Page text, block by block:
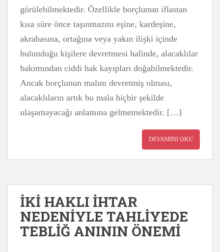
görülebilmektedir. Özellikle borçlunun iflastan
kısa süre önce taşınmazını eşine, kardeşine,
akrabasına, ortağına veya yakın ilişki içinde
bulunduğu kişilere devretmesi halinde, alacaklılar
bakımından ciddi hak kayıpları doğabilmektedir.
Ancak borçlunun malını devretmiş olması,
alacaklıların artık bu mala hiçbir şekilde
ulaşamayacağı anlamına gelmemektedir. […]
DEVAMINI OKU
İKİ HAKLI İHTAR
NEDENİYLE TAHLİYEDE
TEBLİĞ ANININ ÖNEMİ